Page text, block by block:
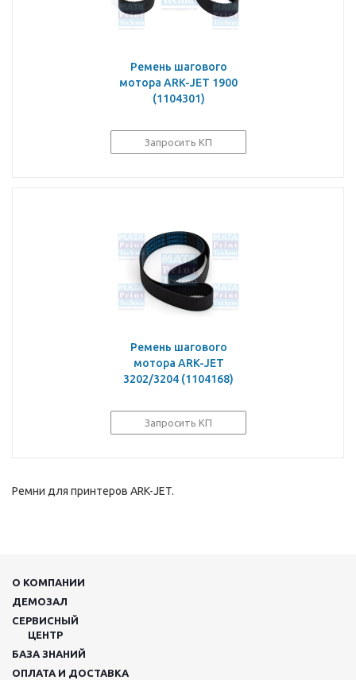
Ремень шагового
мотора ARK-JET 1900
(1104301)
Запросить КП
Ремень шагового
мотора ARK-JET
3202/3204 (1104168)
Запросить КП
Ремни для принтеров ARK-JET.
О КОМПАНИИ
ДЕМОЗАЛ
СЕРВИСНЫЙ
ЦЕНТР
БАЗА ЗНАНИЙ
ОПЛАТА И ДОСТАВКА